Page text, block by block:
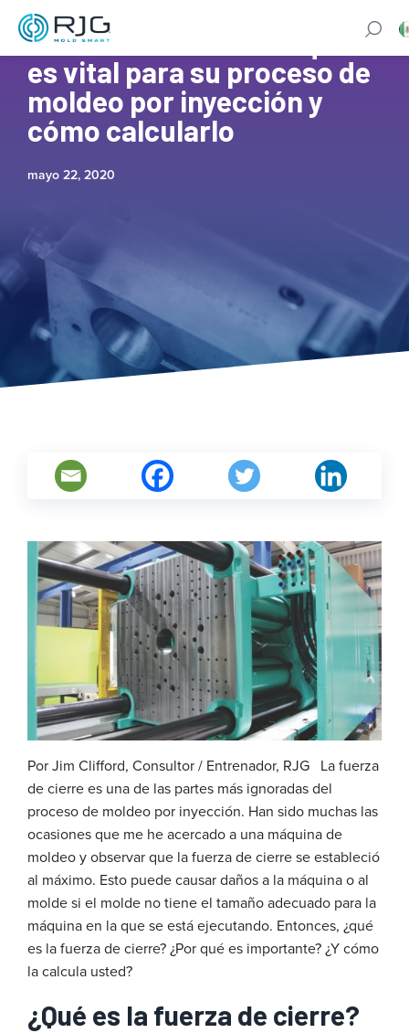
Fuerza de cierre: Por qué
es vital para su proceso de
moldeo por inyección y
cómo calcularlo
mayo 22, 2020
Por Jim Clifford, Consultor / Entrenador, RJG La fuerza
de cierre es una de las partes más ignoradas del
proceso de moldeo por inyección. Han sido muchas las
ocasiones que me he acercado a una máquina de
moldeo y observar que la fuerza de cierre se estableció
al máximo. Esto puede causar daños a la máquina o al
molde si el molde no tiene el tamaño adecuado para la
máquina en la que se está ejecutando. Entonces, ¿qué
es la fuerza de cierre? ¿Por qué es importante? ¿Y cómo
la calcula usted?
¿Qué es la fuerza de cierre?